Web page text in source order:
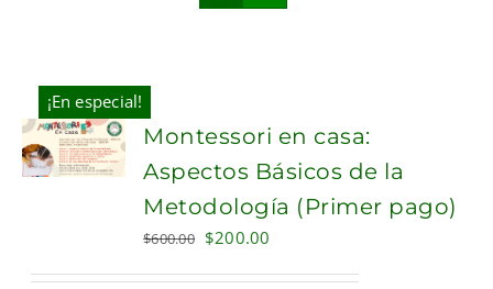
¡En especial!
ADD TO
CART
Montessori en casa:
Aspectos Básicos de la
Metodología (Primer pago)
$600.00 Original
$200.00